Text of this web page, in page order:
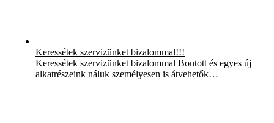
Keressétek szervizünket bizalommal!!!
Keressétek szervizünket bizalommal Bontott és egyes új
alkatrészeink náluk személyesen is átvehetők…